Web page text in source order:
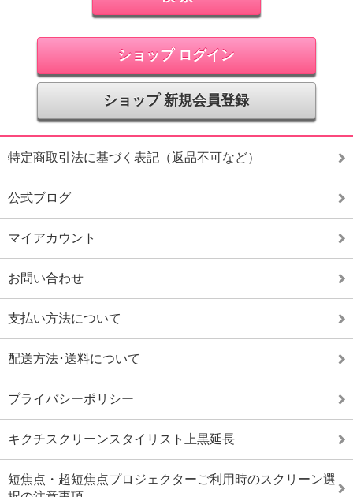
ショップ ログイン
ショップ 新規会員登録
特定商取引法に基づく表記（返品不可など）
公式ブログ
マイアカウント
お問い合わせ
支払い方法について
配送方法･送料について
プライバシーポリシー
キクチスクリーンスタイリスト上黒延長
短焦点・超短焦点プロジェクターご利用時のスクリーン選